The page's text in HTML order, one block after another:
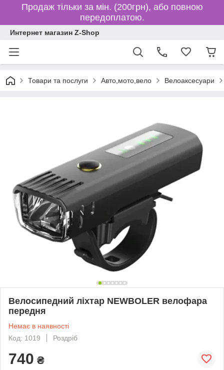
Продаж тільки за мін. (200грн), або повною
передоплатою.
Интернет магазин Z-Shop
Товари та послуги Авто,мото,вело Велоаксесуари
Велосипедний ліхтар NEWBOLER велофара
передня
Немає в наявності
Код: 1019
Роздріб
740 ₴